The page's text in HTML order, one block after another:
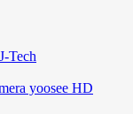
Tech
yoosee HD